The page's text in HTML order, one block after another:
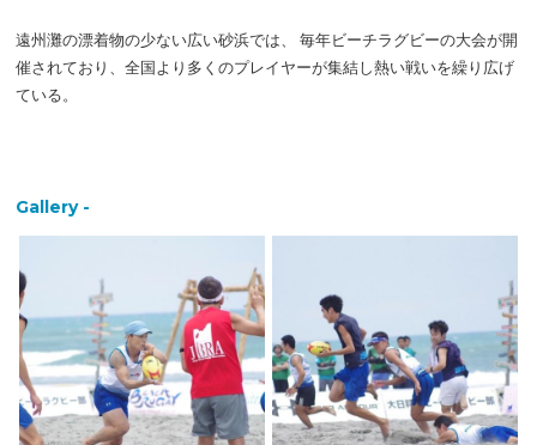
遠州灘の漂着物の少ない広い砂浜では、 毎年ビーチラグビーの大会が開
催されており、全国より多くのプレイヤーが集結し熱い戦いを繰り広げ
ている。
Gallery -